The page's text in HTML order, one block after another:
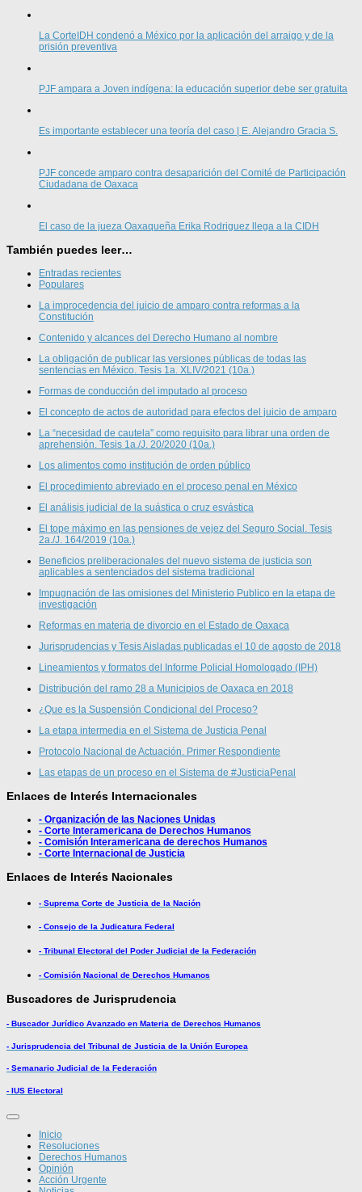
La CorteIDH condenó a México por la aplicación del arraigo y de la
prisión preventiva
PJF ampara a Joven indígena: la educación superior debe ser gratuita
Es importante establecer una teoría del caso | E. Alejandro Gracia S.
PJF concede amparo contra desaparición del Comité de Participación
Ciudadana de Oaxaca
El caso de la jueza Oaxaqueña Erika Rodriguez llega a la CIDH
También puedes leer…
Entradas recientes
Populares
La improcedencia del juicio de amparo contra reformas a la
Constitución
Contenido y alcances del Derecho Humano al nombre
La obligación de publicar las versiones públicas de todas las
sentencias en México. Tesis 1a. XLIV/2021 (10a.)
Formas de conducción del imputado al proceso
El concepto de actos de autoridad para efectos del juicio de amparo
La “necesidad de cautela” como requisito para librar una orden de
aprehensión. Tesis 1a./J. 20/2020 (10a.)
Los alimentos como institución de orden público
El procedimiento abreviado en el proceso penal en México
El análisis judicial de la suástica o cruz esvástica
El tope máximo en las pensiones de vejez del Seguro Social. Tesis
2a./J. 164/2019 (10a.)
Beneficios preliberacionales del nuevo sistema de justicia son
aplicables a sentenciados del sistema tradicional
Impugnación de las omisiones del Ministerio Publico en la etapa de
investigación
Reformas en materia de divorcio en el Estado de Oaxaca
Jurisprudencias y Tesis Aisladas publicadas el 10 de agosto de 2018
Lineamientos y formatos del Informe Policial Homologado (IPH)
Distribución del ramo 28 a Municipios de Oaxaca en 2018
¿Que es la Suspensión Condicional del Proceso?
La etapa intermedia en el Sistema de Justicia Penal
Protocolo Nacional de Actuación. Primer Respondiente
Las etapas de un proceso en el Sistema de #JusticiaPenal
Enlaces de Interés Internacionales
- Organización de las Naciones Unidas
- Corte Interamericana de Derechos Humanos
- Comisión Interamericana de derechos Humanos
- Corte Internacional de Justicia
Enlaces de Interés Nacionales
- Suprema Corte de Justicia de la Nación
- Consejo de la Judicatura Federal
- Tribunal Electoral del Poder Judicial de la Federación
- Comisión Nacional de Derechos Humanos
Buscadores de Jurisprudencia
- Buscador Jurídico Avanzado en Materia de Derechos Humanos
- Jurisprudencia del Tribunal de Justicia de la Unión Europea
- Semanario Judicial de la Federación
- IUS Electoral
Inicio
Resoluciones
Derechos Humanos
Opinión
Acción Urgente